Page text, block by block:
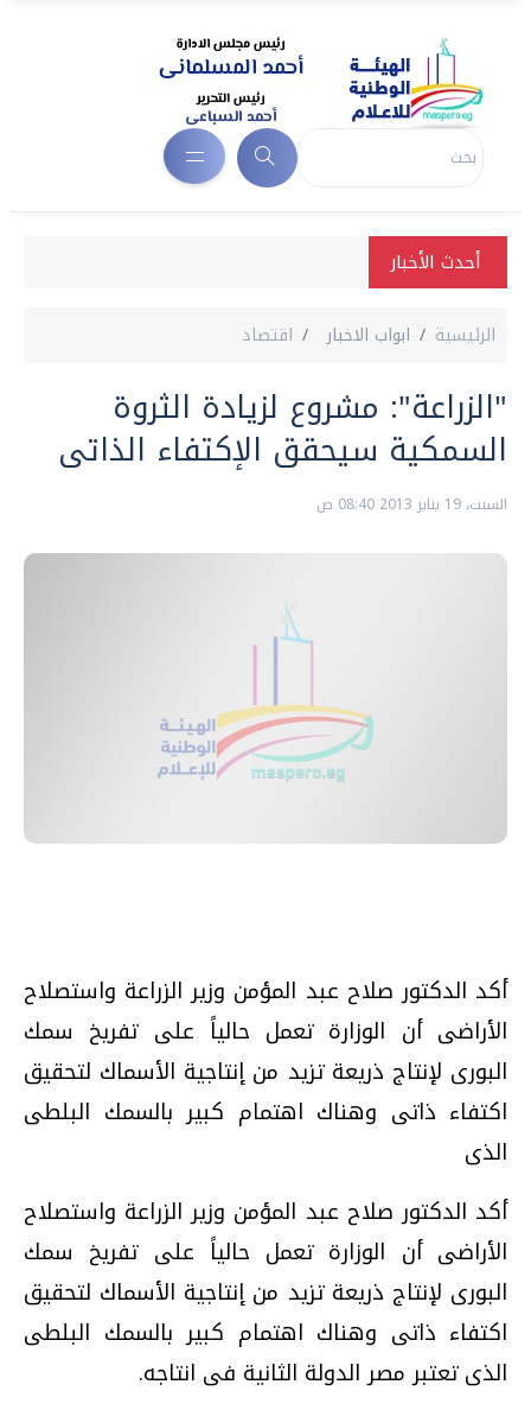
أحدث الأخبار
الرئيسية ابواب الاخبار اقتصاد
"الزراعة": مشروع لزيادة الثروة
السمكية سيحقق الإكتفاء الذاتى
السبت، 19 يناير 2013 08:40 ص
أكد الدكتور صلاح عبد المؤمن وزير الزراعة واستصلاح
الأراضى أن الوزارة تعمل حالياً على تفريخ سمك
البورى لإنتاج ذريعة تزيد من إنتاجية الأسماك لتحقيق
اكتفاء ذاتى وهناك اهتمام كبير بالسمك البلطى
الذى
أكد الدكتور صلاح عبد المؤمن وزير الزراعة واستصلاح
الأراضى أن الوزارة تعمل حالياً على تفريخ سمك
البورى لإنتاج ذريعة تزيد من إنتاجية الأسماك لتحقيق
اكتفاء ذاتى وهناك اهتمام كبير بالسمك البلطى
الذى تعتبر مصر الدولة الثانية فى انتاجه.